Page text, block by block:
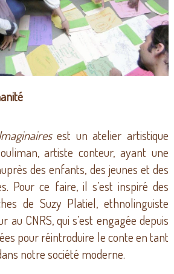
est un atelier artistique
artiste conteur, ayant une
des enfants, des jeunes et des
Pour ce faire, il s’est inspiré des
de Suzy Platiel, ethnolinguiste
au CNRS, qui s’est engagée depuis
pour réintroduire le conte en tant
notre société moderne.